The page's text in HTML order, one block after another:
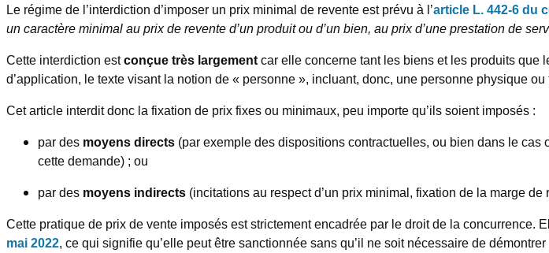
Le régime de l’interdiction d’imposer un prix minimal de revente est prévu à l’article L. 442-6 du
un caractère minimal au prix de revente d’un produit ou d’un bien, au prix d’une prestation de
Cette interdiction estconçue très largementcar elle concerne tant les biens et les produits que
d’application, le texte visant la notion de « personne », incluant, donc, une personne physique
Cet article interdit donc la fixation de prix fixes ou minimaux, peu importe qu’ils soient imposés :
par des moyens directs (par exemple des dispositions contractuelles, ou bien dans le
cette demande) ; ou
par des moyens indirects (incitations au respect d’un prix minimal, fixation de la marge
Cette pratique de prix de vente imposés est strictement encadrée par le droit de la concurrence.
mai 2022, ce qui signifie qu’elle peut être sanctionnée sans qu’il ne soit nécessaire de